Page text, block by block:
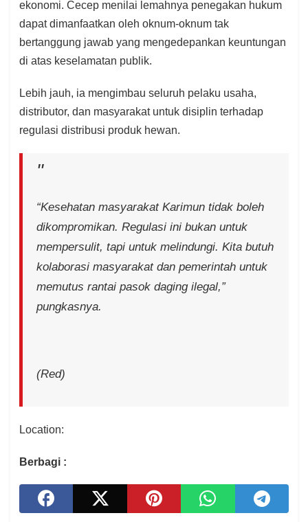
ekonomi. Cecep menilai lemahnya penegakan hukum
dapat dimanfaatkan oleh oknum-oknum tak
bertanggung jawab yang mengedepankan keuntungan
di atas keselamatan publik.
Lebih jauh, ia mengimbau seluruh pelaku usaha,
distributor, dan masyarakat untuk disiplin terhadap
regulasi distribusi produk hewan.
“Kesehatan masyarakat Karimun tidak boleh
dikompromikan. Regulasi ini bukan untuk
mempersulit, tapi untuk melindungi. Kita butuh
kolaborasi masyarakat dan pemerintah untuk
memutus rantai pasok daging ilegal,”
pungkasnya.
(Red)
Location:
Berbagi :